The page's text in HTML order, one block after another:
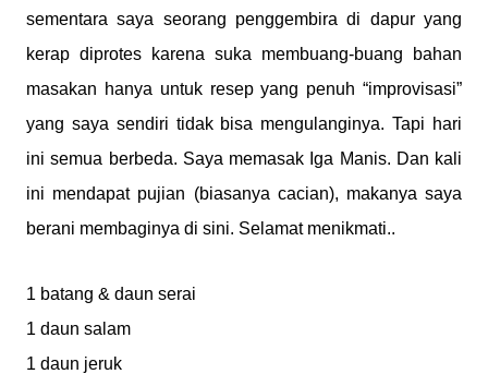
sementara saya seorang penggembira di dapur yang
kerap diprotes karena suka membuang-buang bahan
masakan hanya untuk resep yang penuh “improvisasi”
yang saya sendiri tidak bisa mengulanginya. Tapi hari
ini semua berbeda. Saya memasak Iga Manis. Dan kali
ini mendapat pujian (biasanya cacian), makanya saya
berani membaginya di sini. Selamat menikmati..
1 batang & daun serai
1 daun salam
1 daun jeruk